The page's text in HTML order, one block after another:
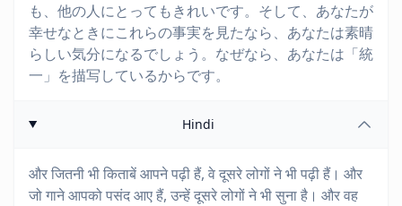
も、他の人にとってもきれいです。そして、あなたが
幸せなときにこれらの事実を見たなら、あなたは素晴
らしい気分になるでしょう。なぜなら、あなたは「統
一」を描写しているからです。
Hindi
और जितनी भी किताबें आपने पढ़ी हैं, वे दूसरे लोगों ने भी पढ़ी हैं। और
जो गाने आपको पसंद आए हैं, उन्हें दूसरे लोगों ने भी सुना है। और वह